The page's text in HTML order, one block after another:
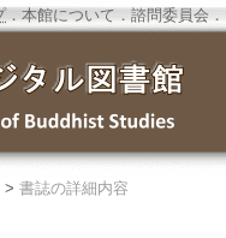
．本館について ． 諮問委員会 ．
> 書誌の詳細内容